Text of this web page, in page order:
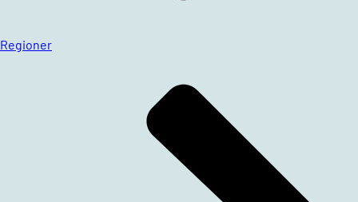
Regioner